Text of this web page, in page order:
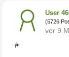
User
(5726
vor 9
#